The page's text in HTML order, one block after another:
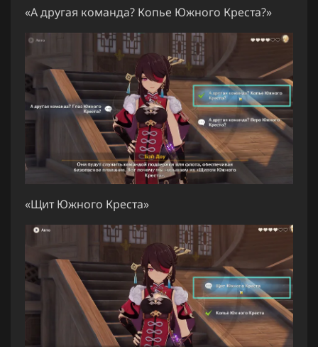
«А другая команда? Копье Южного Креста?»
«Щит Южного Креста»